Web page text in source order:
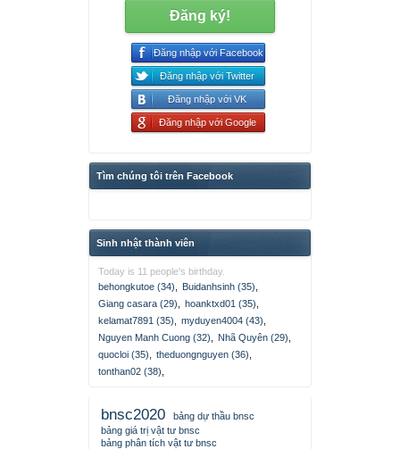
Đăng ký!
Đăng nhập với Facebook
Đăng nhập với Twitter
Đăng nhập với VK
Đăng nhập với Google
Tìm chúng tôi trên Facebook
Sinh nhật thành viên
Today is 11 people's birthday.
behongkutoe (34)
Buidanhsinh (35)
Giang casara (29)
hoanktxd01 (35)
kelamat7891 (35)
myduyen4004 (43)
Nguyen Manh Cuong (32)
Nhã Quyên (29)
quocloi (35)
theduongnguyen (36)
tonthan02 (38)
bnsc2020
bảng dự thầu bnsc
bảng giá trị vật tư bnsc
bảng phân tích vật tư bnsc